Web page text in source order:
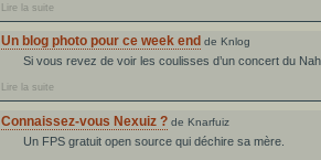
Lire la suite
Un blog photo pour ce week end de Knlog
Si vous revez de voir les coulisses d’un concert du
Lire la suite
Connaissez-vous Nexuiz ? de Knarfuiz
Un FPS gratuit open source qui déchire sa mère.